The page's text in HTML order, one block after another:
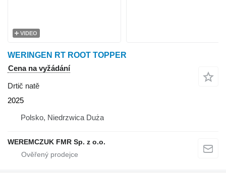
VIDEO
WERINGEN RT ROOT TOPPER
Cena na vyžádání
Drtič natě
2025
Polsko, Niedrzwica Duża
WEREMCZUK FMR Sp. z o.o.